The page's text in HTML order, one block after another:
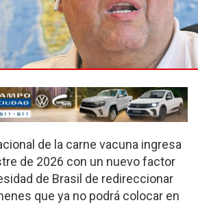
de la carne vacuna ingresa
de 2026 con un nuevo factor
de Brasil de redireccionar
que ya no podrá colocar en